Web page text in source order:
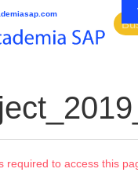
required to access this